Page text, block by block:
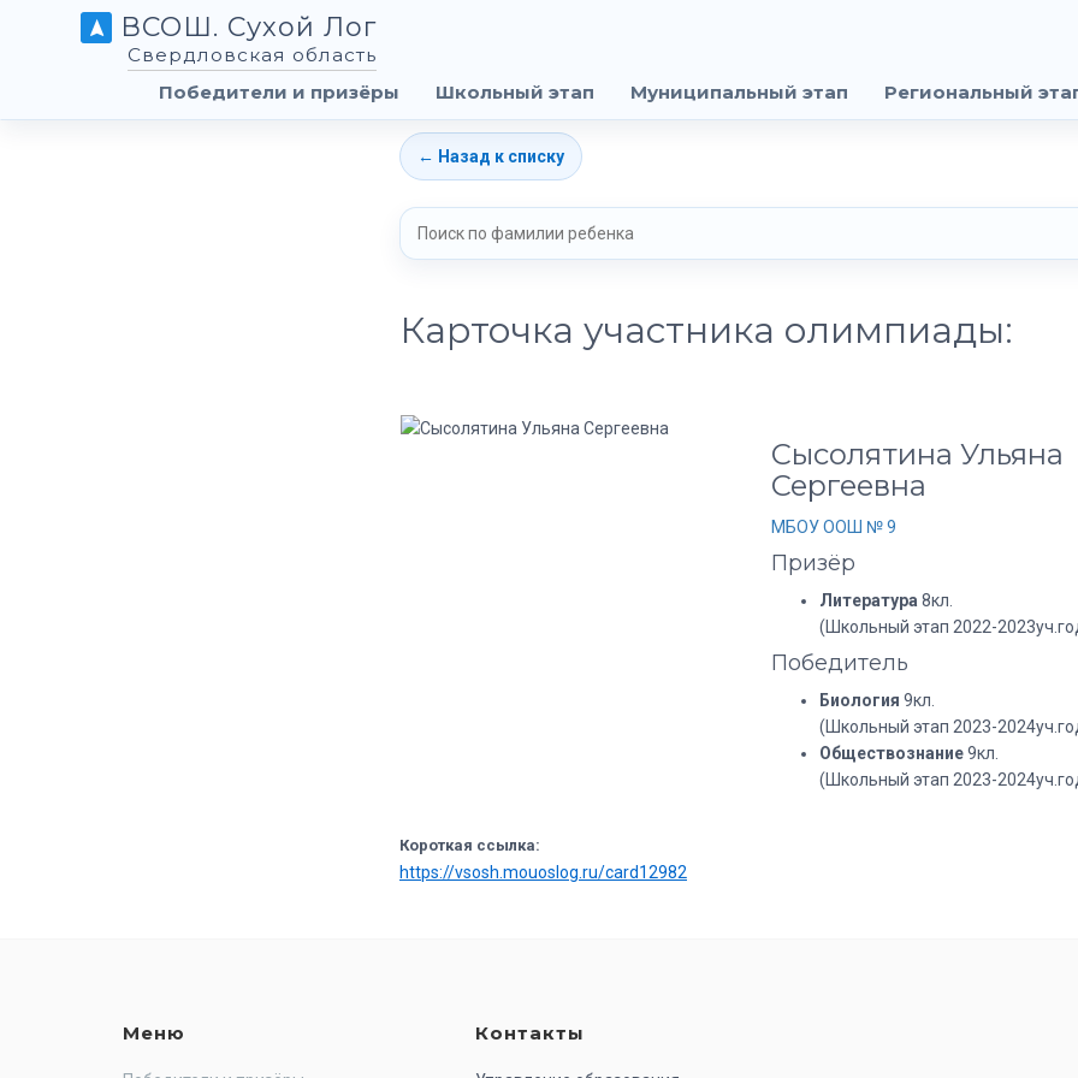
ВСОШ. Сухой Лог
Свердловская область
Победители и призёры
Школьный этап Муниципальный этап Региональный
← Назад к списку
Карточка участника олимпиады:
Сысолятина Ульяна
Сергеевна
МБОУ ООШ № 9
Призёр
Литература 8кл.
(Школьный этап 2022-
Победитель
Биология 9кл.
(Школьный этап 2023-
Обществознание9кл.
(Школьный этап 2023-
Короткая ссылка:
https://vsosh.mouoslog.ru/card12982
Меню Контакты